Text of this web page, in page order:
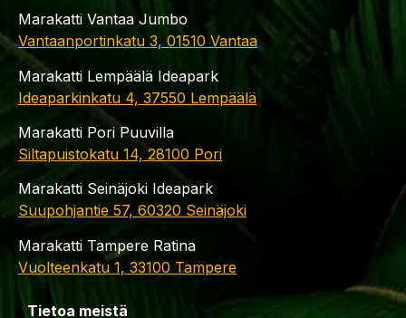
Marakatti Vantaa Jumbo
Vantaanportinkatu 3, 01510 Vantaa
Marakatti Lempäälä Ideapark
Ideaparkinkatu 4, 37550 Lempäälä
Marakatti Pori Puuvilla
Siltapuistokatu 14, 28100 Pori
Marakatti Seinäjoki Ideapark
Suupohjantie 57, 60320 Seinäjoki
Marakatti Tampere Ratina
Vuolteenkatu 1, 33100 Tampere
Tietoa meistä